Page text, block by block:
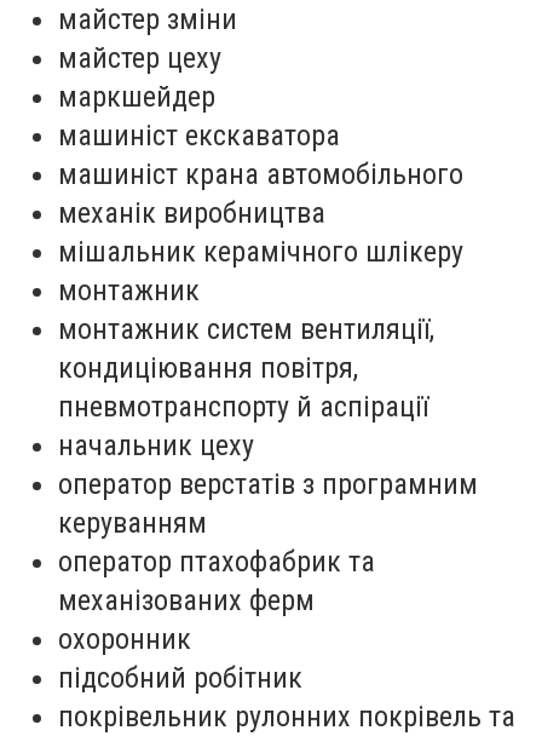
майстер зміни
майстер цеху
маркшейдер
машиніст екскаватора
машиніст крана автомобільного
механік виробництва
мішальник керамічного шлікеру
монтажник
монтажник систем вентиляції,
кондиціювання повітря,
пневмотранспорту й аспірації
начальник цеху
оператор верстатів з програмним
керуванням
оператор птахофабрик та
механізованих ферм
охоронник
підсобний робітник
покрівельник рулонних покрівель та